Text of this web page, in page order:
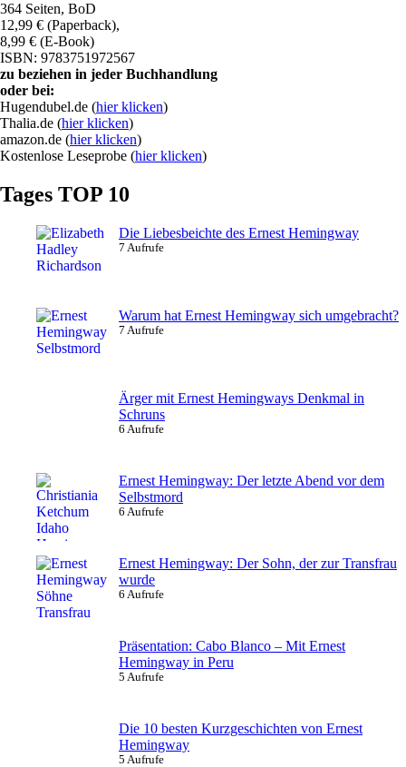
364 Seiten, BoD
12,99 € (Paperback),
8,99 € (E-Book)
ISBN: 9783751972567
zu beziehen in jeder Buchhandlung
oder bei:
Hugendubel.de (hier klicken)
Thalia.de (hier klicken)
amazon.de (hier klicken)
Kostenlose Leseprobe (hier klicken)
Tages TOP 10
Die Liebesbeichte des Ernest Hemingway
7 Aufrufe
Warum hat Ernest Hemingway sich umgebracht?
7 Aufrufe
Ärger mit Ernest Hemingways Denkmal in
Schruns
6 Aufrufe
Ernest Hemingway: Der letzte Abend vor dem
Selbstmord
6 Aufrufe
Ernest Hemingway: Der Sohn, der zur Transfrau
wurde
6 Aufrufe
Präsentation: Cabo Blanco – Mit Ernest
Hemingway in Peru
5 Aufrufe
Die 10 besten Kurzgeschichten von Ernest
Hemingway
5 Aufrufe